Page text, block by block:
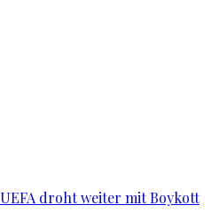
droht weiter mit Boykott